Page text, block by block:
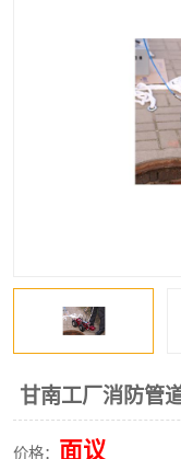
甘南工厂消防管
价格： 面议
自来水管漏水
高压车疏通清淤